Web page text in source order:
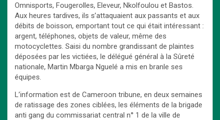
Omnisports, Fougerolles, Eleveur, Nkolfoulou et Bastos.
Aux heures tardives, ils s’attaquaient aux passants et aux
débits de boisson, emportant tout ce qui était intéressant :
argent, téléphones, objets de valeur, même des
motocyclettes. Saisi du nombre grandissant de plaintes
déposées par les victiées, le délégué général à la Sûreté
nationale, Martin Mbarga Nguelé a mis en branle ses
équipes.
L’information est de Cameroon tribune, en deux semaines
de ratissage des zones ciblées, les éléments de la brigade
anti gang du commissariat central n° 1 de la ville de